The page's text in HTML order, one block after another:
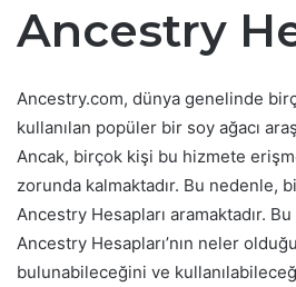
Ancestry
Ancestry.com, dünya genelinde
kullanılan popüler bir soy ağacı
Ancak, birçok kişi bu hizmete
zorunda kalmaktadır. Bu nedenle,
Ancestry Hesapları aramaktadır.
Ancestry Hesapları’nın neler
bulunabileceğini ve